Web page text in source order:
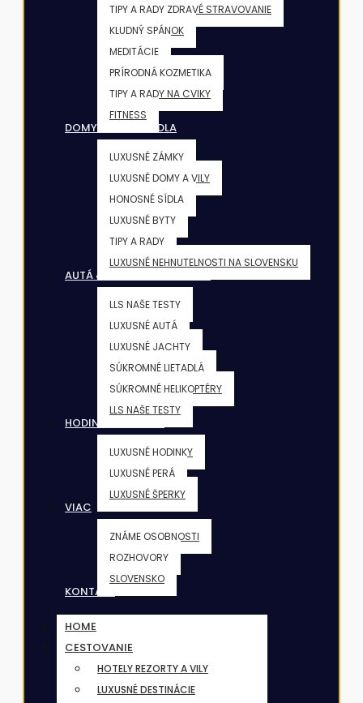
TIPY A RADY ZDRAVÉ STRAVOVANIE
KLUDNÝ SPÁNOK
MEDITÁCIE
PRÍRODNÁ KOZMETIKA
TIPY A RADY NA CVIKY
FITNESS
DOMY & VILY & SÍDLA
LUXUSNÉ ZÁMKY
LUXUSNÉ DOMY A VILY
HONOSNÉ SÍDLA
LUXUSNÉ BYTY
TIPY A RADY
LUXUSNÉ NEHNUTELNOSTI NA SLOVENSKU
AUTÁ & JACHTY & LIETADLÁ
LLS NAŠE TESTY
LUXUSNÉ AUTÁ
LUXUSNÉ JACHTY
SÚKROMNÉ LIETADLÁ
SÚKROMNÉ HELIKOPTÉRY
LLS NAŠE TESTY
HODINKY & ŠPERKY
LUXUSNÉ HODINKY
LUXUSNÉ PERÁ
LUXUSNÉ ŠPERKY
VIAC
ZNÁME OSOBNOSTI
ROZHOVORY
SLOVENSKO
KONTAKT
HOME
CESTOVANIE
HOTELY REZORTY A VILY
LUXUSNÉ DESTINÁCIE